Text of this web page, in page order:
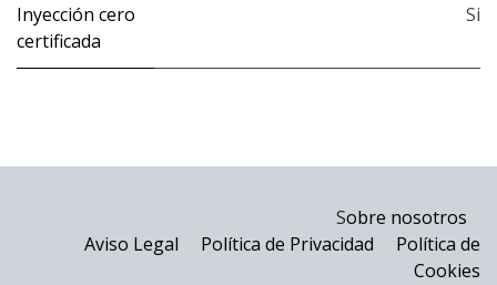
Inyección cero
certificada
Si
Sobre nosotros
Aviso Legal
Política de Privacidad
Política de
Cookies